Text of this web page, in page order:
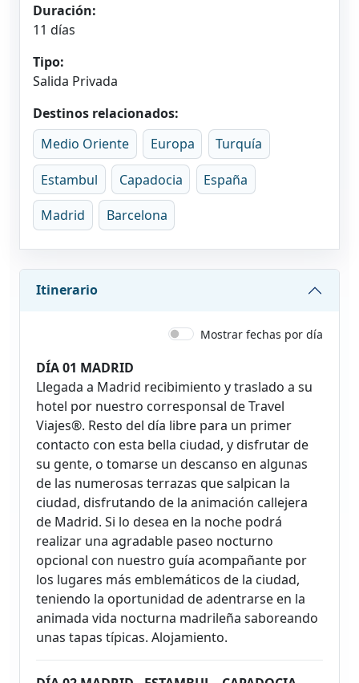
Duración:
11 días
Tipo:
Salida Privada
Destinos relacionados:
Medio Oriente
Europa Turquía
Estambul Capadocia España
Madrid Barcelona
Itinerario
Mostrar fechas por día
DÍA 01 MADRID
Llegada a Madrid recibimiento y traslado a su
hotel por nuestro corresponsal de Travel
Viajes®. Resto del día libre para un primer
contacto con esta bella ciudad, y disfrutar de
su gente, o tomarse un descanso en algunas
de las numerosas terrazas que salpican la
ciudad, disfrutando de la animación callejera
de Madrid. Si lo desea en la noche podrá
realizar una agradable paseo nocturno
opcional con nuestro guía acompañante por
los lugares más emblemáticos de la ciudad,
teniendo la oportunidad de adentrarse en la
animada vida nocturna madrileña saboreando
unas tapas típicas. Alojamiento.